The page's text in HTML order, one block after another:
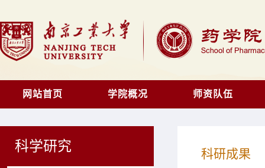
网站首页 学院概况 师资队伍
科学研究 科研成果